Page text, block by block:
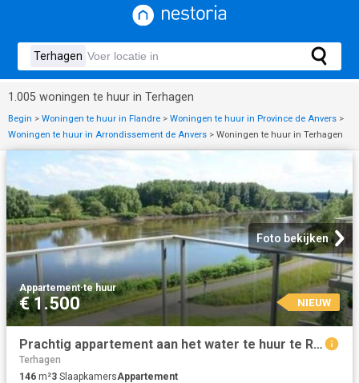
1.005 woningen te huur in Terhagen
Begin > Woningen te huur in Flandre > Woningen te huur in Province de Anvers >
Woningen te huur in Arrondissement de Anvers > Woningen te huur in Terhagen
Foto bekijken
Appartement·te huur
€ 1.500 NIEUW
Prachtig appartement aan het water te huur te Rumst
Terhagen
146 m²3 SlaapkamersAppartement